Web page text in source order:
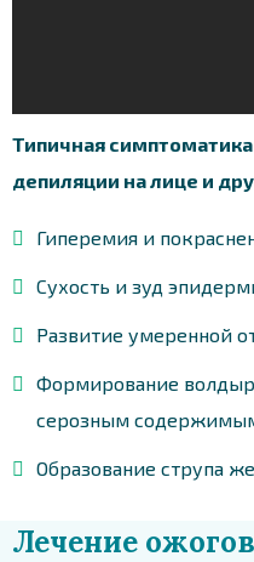
Типичная
депиляции на лице и
Гиперемия и
Сухость и зуд
Развитие умеренной
Формирование
серозным
Образование струпа
Лечение